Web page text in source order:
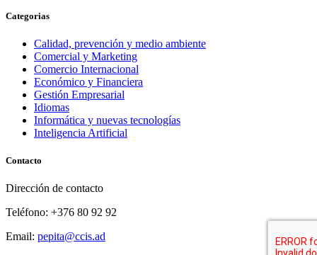
Categorias
Calidad, prevención y medio ambiente
Comercial y Marketing
Comercio Internacional
Económico y Financiera
Gestión Empresarial
Idiomas
Informática y nuevas tecnologías
Inteligencia Artificial
Contacto
Dirección de contacto
Teléfono: +376 80 92 92
Email: pepita@ccis.ad